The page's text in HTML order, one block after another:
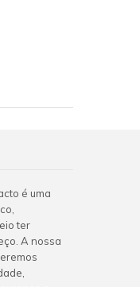
é uma
ter
A nossa